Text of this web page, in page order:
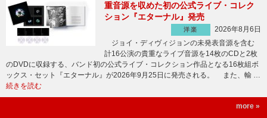
重音源を収めた初の公式ライブ・コレク
ション『エターナル』発売
洋楽
2026年8月6日
ジョイ・ディヴィジョンの未発表音源を含む
計16公演の貴重なライブ音源を14枚のCDと2枚
のDVDに収録する、バンド初の公式ライブ・コレクション作品となる16枚組ボ
ックス・セット『エターナル』が2026年9月25日に発売される。 また、輸 …
続きを読む
more »